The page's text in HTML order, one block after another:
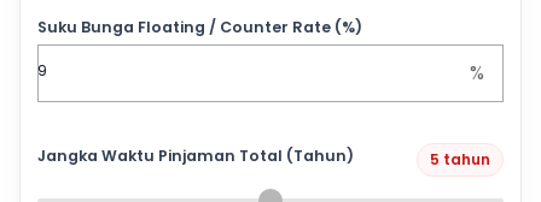
Suku Bunga Floating / Counter Rate (%)
%
Jangka Waktu Pinjaman Total (Tahun) 5 tahun